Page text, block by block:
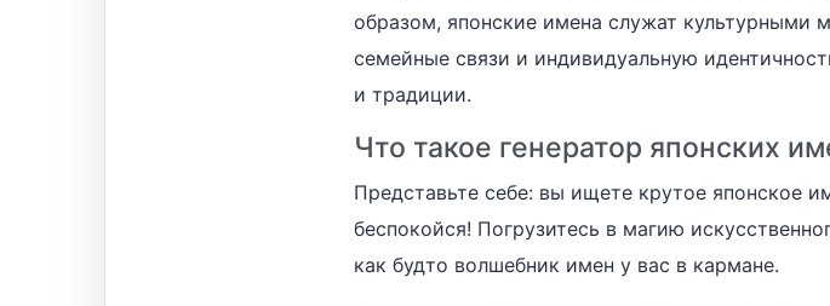
образом, японские имена служат
семейные связи и индивидуальную
и традиции.
Что такое генератор японских
Представьте себе: вы ищете крутое японское
беспокойся! Погрузитесь в магию
как будто волшебник имен у вас в кармане.